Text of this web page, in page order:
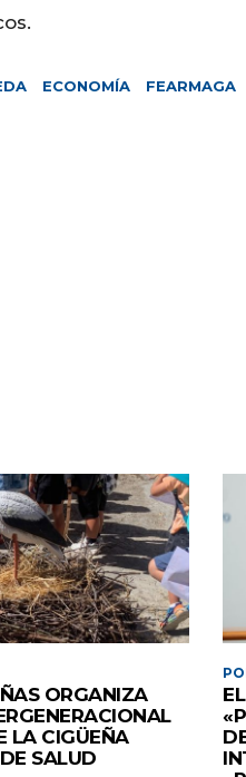
ECONOMÍA FEARMAGA
ORGANIZA
LA CIGÜEÑA
SALUD